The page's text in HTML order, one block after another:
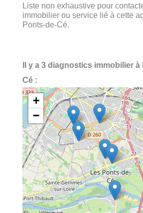
Liste non exhaustive pour
immobilier ou service lié à cette
Ponts-de-Cé.
Il y a 3 diagnostics immobilier à
Cé :
+
−